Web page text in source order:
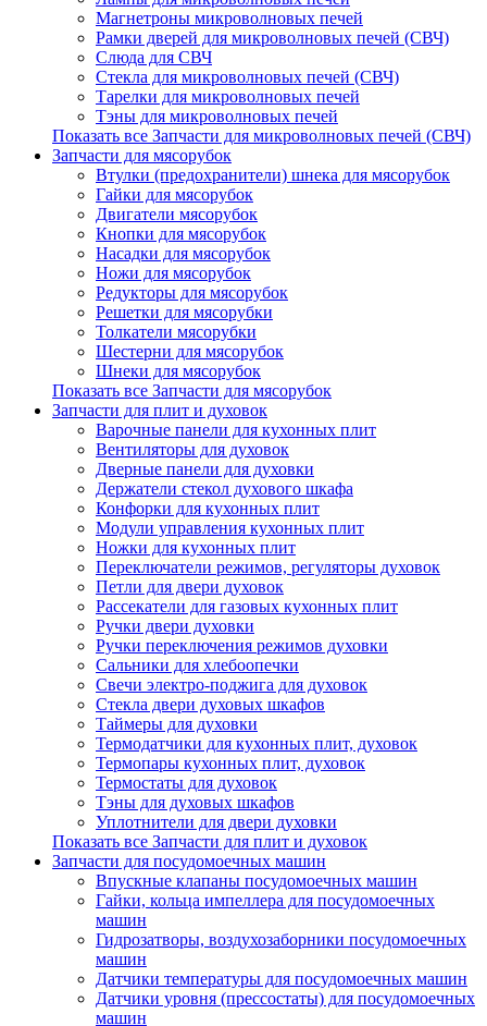
Магнетроны микроволновых печей
Рамки дверей для микроволновых печей (СВЧ)
Слюда для СВЧ
Стекла для микроволновых печей (СВЧ)
Тарелки для микроволновых печей
Тэны для микроволновых печей
Показать все Запчасти для микроволновых печей (СВЧ)
Запчасти для мясорубок
Втулки (предохранители) шнека для мясорубок
Гайки для мясорубок
Двигатели мясорубок
Кнопки для мясорубок
Насадки для мясорубок
Ножи для мясорубок
Редукторы для мясорубок
Решетки для мясорубки
Толкатели мясорубки
Шестерни для мясорубок
Шнеки для мясорубок
Показать все Запчасти для мясорубок
Запчасти для плит и духовок
Варочные панели для кухонных плит
Вентиляторы для духовок
Дверные панели для духовки
Держатели стекол духового шкафа
Конфорки для кухонных плит
Модули управления кухонных плит
Ножки для кухонных плит
Переключатели режимов, регуляторы духовок
Петли для двери духовок
Рассекатели для газовых кухонных плит
Ручки двери духовки
Ручки переключения режимов духовки
Сальники для хлебоопечки
Свечи электро-поджига для духовок
Стекла двери духовых шкафов
Таймеры для духовки
Термодатчики для кухонных плит, духовок
Термопары кухонных плит, духовок
Термостаты для духовок
Тэны для духовых шкафов
Уплотнители для двери духовки
Показать все Запчасти для плит и духовок
Запчасти для посудомоечных машин
Впускные клапаны посудомоечных машин
Гайки, кольца импеллера для посудомоечных
машин
Гидрозатворы, воздухозаборники посудомоечных
машин
Датчики температуры для посудомоечных машин
Датчики уровня (прессостаты) для посудомоечных
машин